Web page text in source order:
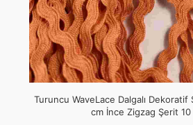
Turuncu WaveLace Dalgalı Dekoratif
cm İnce Zigzag Şerit